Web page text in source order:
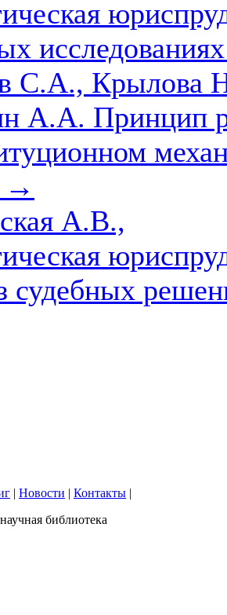
С.А., Крылова
А.А. Принцип
→
А.В.,
судебных
| Новости | Контакты |
библиотека